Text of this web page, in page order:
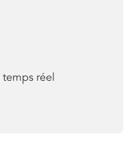
temps réel